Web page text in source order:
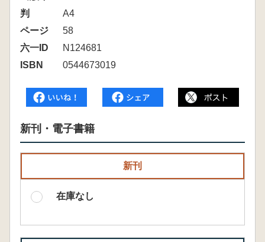
判
A4
ページ
58
六一ID
N124681
ISBN
0544673019
新刊・電子書籍
新刊
在庫なし